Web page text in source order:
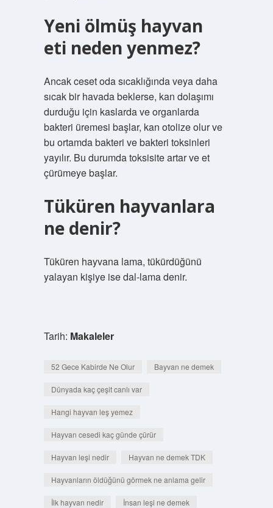
Yeni ölmüş hayvan
eti neden yenmez?
Ancak ceset oda sıcaklığında veya daha
sıcak bir havada beklerse, kan dolaşımı
durduğu için kaslarda ve organlarda
bakteri üremesi başlar, kan otolize olur ve
bu ortamda bakteri ve bakteri toksinleri
yayılır. Bu durumda toksisite artar ve et
çürümeye başlar.
Tüküren hayvanlara
ne denir?
Tüküren hayvana lama, tükürdüğünü
yalayan kişiye ise dal-lama denir.
Tarih: Makaleler
52 Gece Kabirde Ne Olur Bayvan ne demek
Dünyada kaç çeşit canlı var
Hangi hayvan leş yemez
Hayvan cesedi kaç günde çürür
Hayvan leşi nedir Hayvan ne demek TDK
Hayvanların öldüğünü görmek ne anlama gelir
İlk hayvan nedir İnsan leşi ne demek